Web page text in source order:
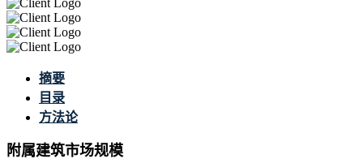
摘要
目录
方法论
附属建筑市场规模